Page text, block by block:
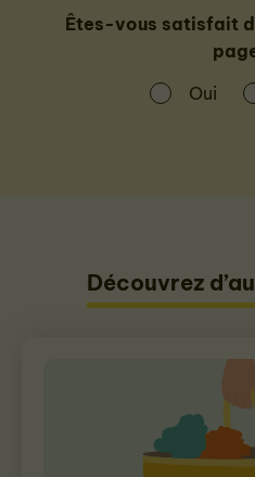
Êtes-vous satisfait
Oui
Découvrez